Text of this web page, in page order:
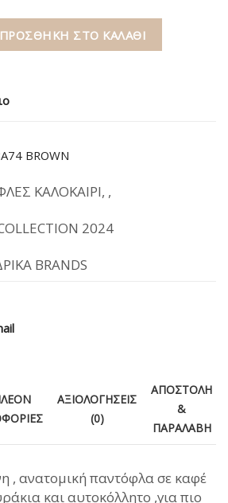
ΠΡΟΣΘΉΚΗ ΣΤΟ ΚΑΛΆΘΙ
BROWN
ΚΑΛΟΚΑΙΡΙ, ,
2024
BRANDS
ΑΞΙΟΛΟΓΉΣΕΙΣ
(0)
ΑΠΟΣΤΟΛΉ
&
ΠΑΡΑΛΑΒΉ
, ανατομική παντόφλα σε καφέ
και αυτοκόλλητο ,για πιο